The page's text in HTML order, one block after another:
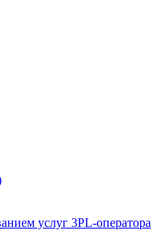
услуг 3PL-оператора